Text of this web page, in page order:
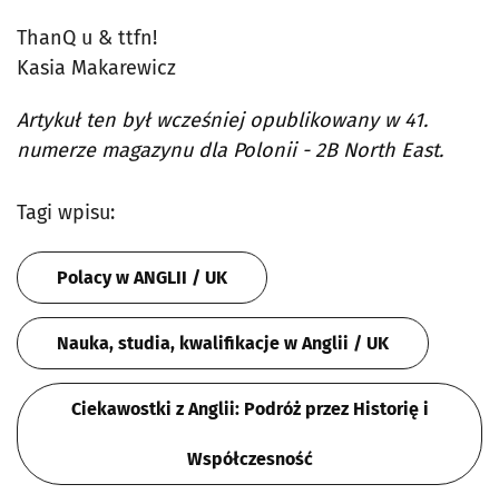
ThanQ u & ttfn!
Kasia Makarewicz
Artykuł ten był wcześniej opublikowany w 41.
numerze magazynu dla Polonii - 2B North East.
Tagi wpisu:
Polacy w ANGLII / UK
Nauka, studia, kwalifikacje w Anglii / UK
Ciekawostki z Anglii: Podróż przez Historię i
Współczesność